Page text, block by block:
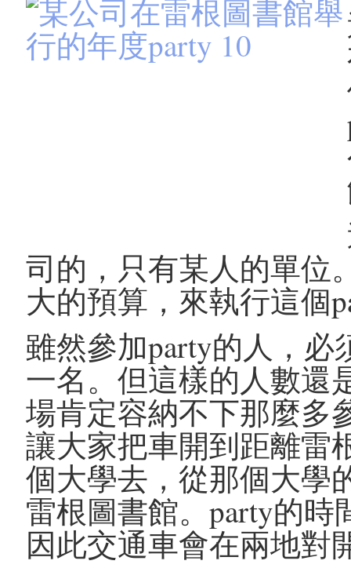
司的，只有某人的單位
大的預算，來執行這個
雖然參加party的人，
一名。但這樣的人數還
場肯定容納不下那麼多
讓大家把車開到距離雷
個大學去，從那個大學
雷根圖書館。party的
因此交通車會在兩地對